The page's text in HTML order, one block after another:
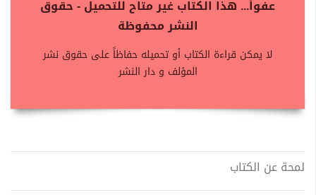
عفواً... هذا الكتاب غير متاح للتحميل - حقوق
النشر محفوظة
لا يمكن قراءة الكتاب أو تحميله حفاظاً على حقوق نشر
المؤلف و دار النشر
لمحة عن الكتاب